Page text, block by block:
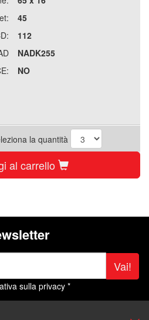
45
112
NADK255
NO
la quantità
al carrello
Vai!
sulla privacy *